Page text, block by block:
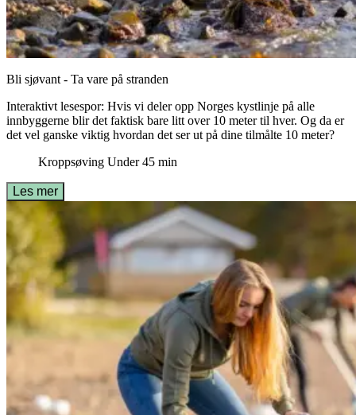
Bli sjøvant - Ta vare på stranden
Interaktivt lesespor: Hvis vi deler opp Norges kystlinje på alle
innbyggerne blir det faktisk bare litt over 10 meter til hver. Og da er
det vel ganske viktig hvordan det ser ut på dine tilmålte 10 meter?
Kroppsøving Under 45 min
Les mer